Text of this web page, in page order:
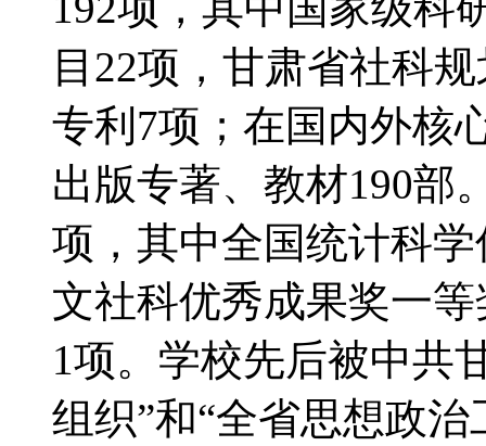
目22项，甘肃省社科
专利7项；在国内外核
出版专著、教材190部
项，其中全国统计科
文社科优秀成果奖一
1项。学校先后被中共
组织”和“全省思想政